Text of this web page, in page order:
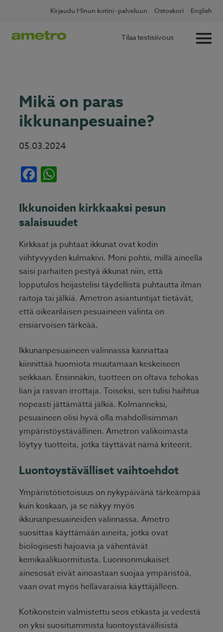
content
Kirjaudu Minun kotini -palveluun Ostoskori English
Tilaa testisiivous
Kotitalousvähennys nyt 60 % Lue lisää ✖
Mikä on paras
ikkunanpesuaine?
05.03.2024
Facebook
Ikkunoiden kirkkaaksi pesun
salaisuudet
Kirkkaat ja puhtaat ikkunat ovat kodin
viihtyvyyden kulmakivi. Moni pohtii, millä aineella
saisi parhaiten pestyä ikkunat niin, että
lopputulos heijastelisi täydellistä puhtautta ilman
raitoja tai jälkiä. Ametron asiantuntijat tietävät,
että oikeanlaisen pesuaineen valinta on
ensiarvoisen tärkeää.
Ikkunanpesuaineen valinnassa kannattaa
kiinnittää huomiota muutamaan keskeiseen
seikkaan. Ensinnäkin, tuotteen on oltava tehokas
lian ja rasvan irrottaja. Toiseksi, sen tulisi haihtua
nopeasti jättämättä jälkiä. Kolmanneksi,
pesuaineen olisi hyvä olla mahdollisimman
ympäristöystävällinen. Ametron valikoimasta
löytyy tuotteita, jotka täyttävät nämä kriteerit.
Luontoystävälliset vaihtoehdot
Ympäristötietoisuus on nykypäivänä tärkeämpää
kuin koskaan, ja se näkyy myös
ikkunanpesuaineiden valinnassa. Ametro
suosittaa käyttämään aineita, jotka ovat
biologisesti hajoavia ja vähentävät
kemikaalikuormitusta. Luonnonmukaiset
ainesosat eivät ainoastaan suojaa ympäristöä,
vaan ovat myös hellävaraisia käyttäjälleen.
Kotikonstein valmistettu seos etikasta ja vedestä
on yksi suosituimmista luontoystävällisistä